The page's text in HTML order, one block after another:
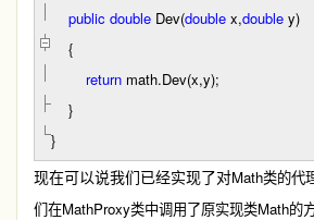
public double Dev(double x,double y)
{
return math.Dev(x,y);
}
}
现在可以说我们已经实现了对Math类的代
们在MathProxy类中调用了原实现类Math的